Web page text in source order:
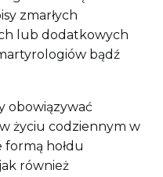
zmarłych
lub dodatkowych
bądź
obowiązywać
życiu codziennym w
formą hołdu
również